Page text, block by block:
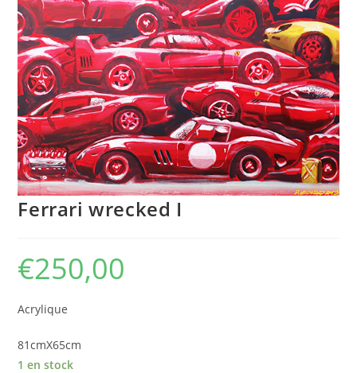
Ferrari wrecked I
€250,00
Acrylique
81cmX65cm
1 en stock